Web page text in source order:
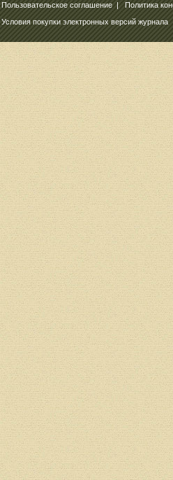
Пользовательское соглашение|Политика
Условия покупки электронных версий журнала